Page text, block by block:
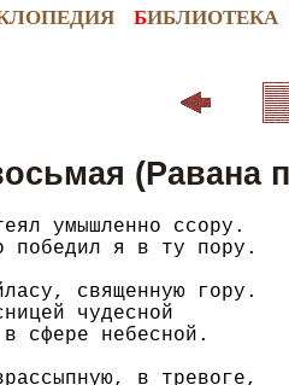
БИБЛИОТЕКА
(Равана
умышленно ссору.
победил я в ту пору.
священную гору.
чудесной
сфере небесной.
в тревоге,